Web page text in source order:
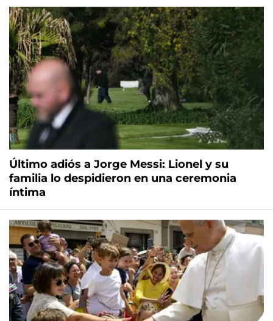
Último adiós a Jorge Messi: Lionel y su
familia lo despidieron en una ceremonia
íntima